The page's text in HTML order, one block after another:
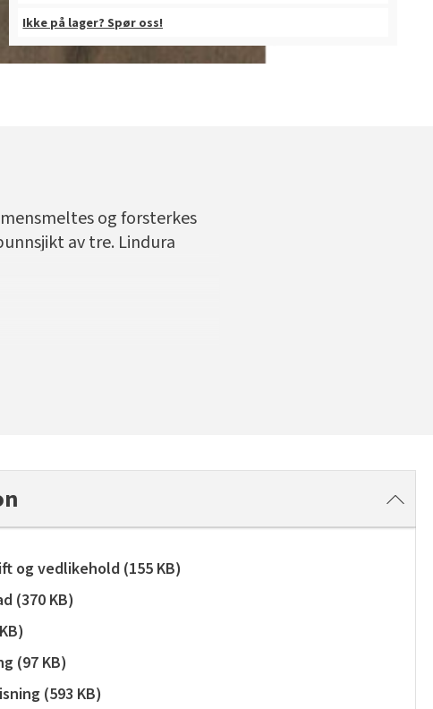
Ikke på lager? Spør oss!
og forsterkes
av tre. Lindura
og vedlikehold (155 KB)
(370 KB)
)
(97 KB)
(593 KB)